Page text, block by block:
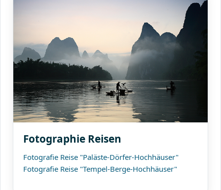
Fotographie Reisen
Fotografie Reise "Paläste-Dörfer-Hochhäuser"
Fotografie Reise "Tempel-Berge-Hochhäuser"